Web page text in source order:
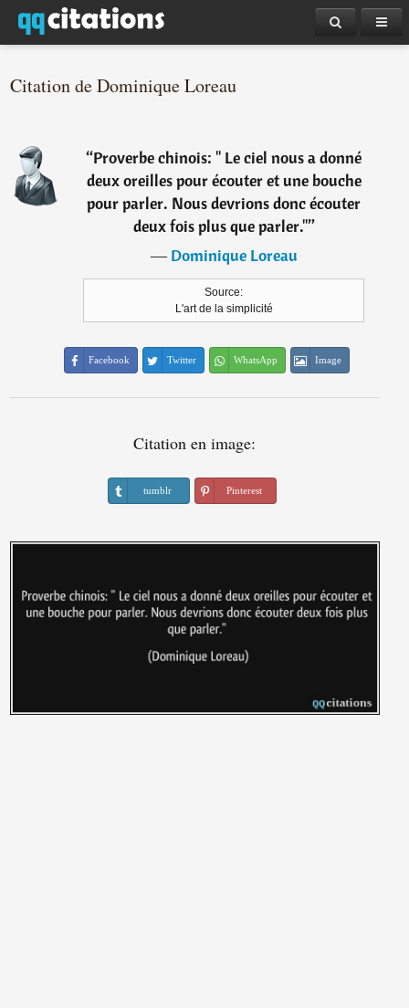
Citation de Dominique Loreau
“Proverbe chinois: " Le ciel nous a donné
deux oreilles pour écouter et une bouche
pour parler. Nous devrions donc écouter
deux fois plus que parler."”
―Dominique Loreau
Source:
L'art de la simplicité
Facebook Twitter WhatsApp Image
Citation en image:
tumblr Pinterest